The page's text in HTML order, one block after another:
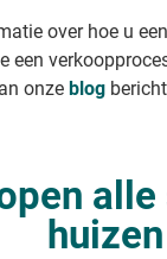
over hoe u
een
onze blog
huizen